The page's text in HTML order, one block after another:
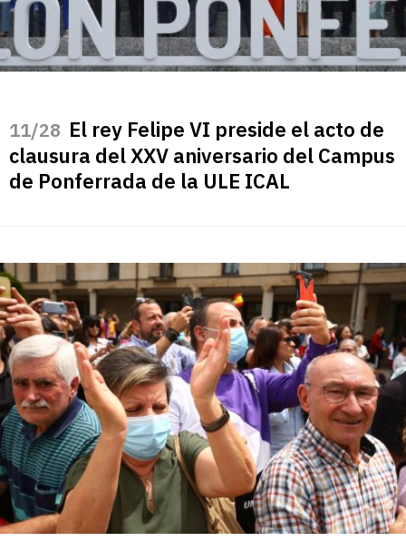
/28 El rey Felipe VI preside el acto de
clausura del XXV aniversario del Campus
de Ponferrada de la ULE ICAL